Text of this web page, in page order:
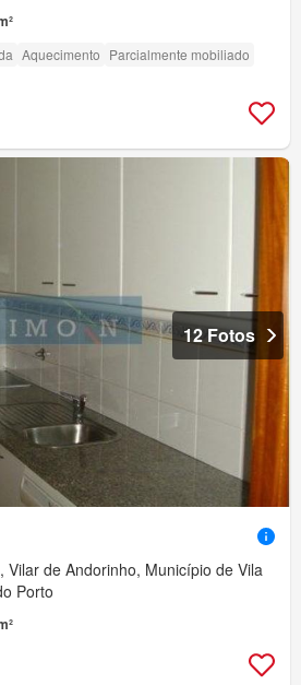
Aquecimento Parcialmente mobiliado
12 Fotos
Vilar de Andorinho, Município de Vila
Porto